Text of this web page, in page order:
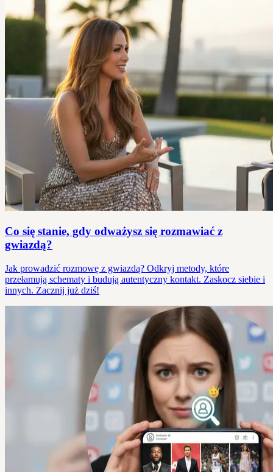
Co się stanie, gdy odważysz się rozmawiać z
gwiazdą?
Jak prowadzić rozmowę z gwiazdą? Odkryj metody, które
przełamują schematy i budują autentyczny kontakt. Zaskocz siebie i
innych. Zacznij już dziś!